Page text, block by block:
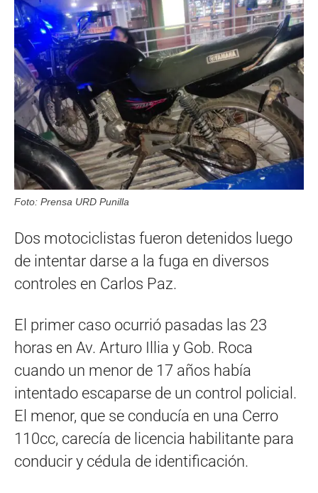
Foto: Prensa URD Punilla
Dos motociclistas fueron detenidos luego
de intentar darse a la fuga en diversos
controles en Carlos Paz.
El primer caso ocurrió pasadas las 23
horas en Av. Arturo Illia y Gob. Roca
cuando un menor de 17 años había
intentado escaparse de un control policial.
El menor, que se conducía en una Cerro
110cc, carecía de licencia habilitante para
conducir y cédula de identificación.